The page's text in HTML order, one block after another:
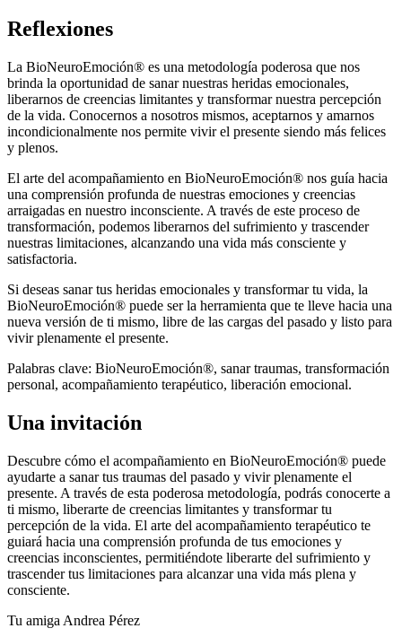
Reflexiones
La BioNeuroEmoción® es una metodología poderosa que nos
brinda la oportunidad de sanar nuestras heridas emocionales,
liberarnos de creencias limitantes y transformar nuestra percepción
de la vida. Conocernos a nosotros mismos, aceptarnos y amarnos
incondicionalmente nos permite vivir el presente siendo más felices
y plenos.
El arte del acompañamiento en BioNeuroEmoción® nos guía hacia
una comprensión profunda de nuestras emociones y creencias
arraigadas en nuestro inconsciente. A través de este proceso de
transformación, podemos liberarnos del sufrimiento y trascender
nuestras limitaciones, alcanzando una vida más consciente y
satisfactoria.
Si deseas sanar tus heridas emocionales y transformar tu vida, la
BioNeuroEmoción® puede ser la herramienta que te lleve hacia una
nueva versión de ti mismo, libre de las cargas del pasado y listo para
vivir plenamente el presente.
Palabras clave: BioNeuroEmoción®, sanar traumas, transformación
personal, acompañamiento terapéutico, liberación emocional.
Una invitación
Descubre cómo el acompañamiento en BioNeuroEmoción® puede
ayudarte a sanar tus traumas del pasado y vivir plenamente el
presente. A través de esta poderosa metodología, podrás conocerte a
ti mismo, liberarte de creencias limitantes y transformar tu
percepción de la vida. El arte del acompañamiento terapéutico te
guiará hacia una comprensión profunda de tus emociones y
creencias inconscientes, permitiéndote liberarte del sufrimiento y
trascender tus limitaciones para alcanzar una vida más plena y
consciente.
Tu amiga Andrea Pérez